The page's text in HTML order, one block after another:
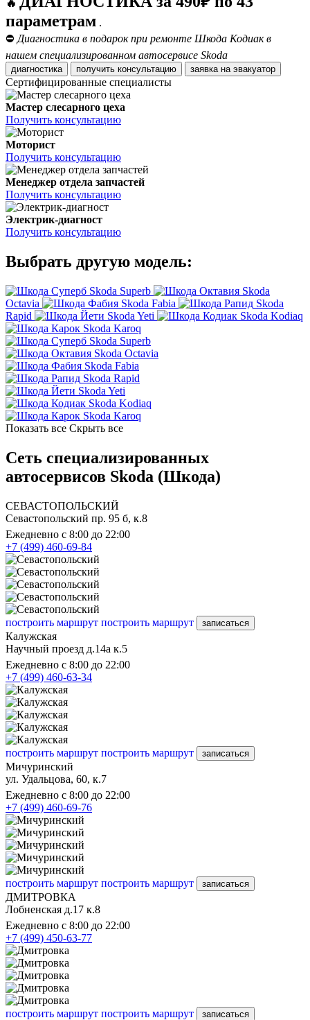
🔥
параметрам .
⛔ Диагностика в подарок при ремонте Шкода Кодиак в
нашем специализированном автосервисе Skoda
диагностика получить консультацию заявка на эвакуатор
Сертифицированные специалисты
Мастер слесарного цеха
Получить консультацию
Моторист
Получить консультацию
Менеджер отдела запчастей
Получить консультацию
Электрик-диагност
Получить консультацию
Выбрать другую модель:
Skoda Superb
Skoda
Octavia
Skoda Fabia
Skoda
Rapid
Skoda Yeti
Skoda Kodiaq
Skoda Karoq
Skoda Superb
Skoda Octavia
Skoda Fabia
Skoda Rapid
Skoda Yeti
Skoda Kodiaq
Skoda Karoq
Показать все Скрыть все
Сеть специализированных
автосервисов Skoda (Шкода)
СЕВАСТОПОЛЬСКИЙ
Севастопольский пр. 95 б, к.8
Ежедневно с 8:00 до 22:00
+7 (499) 460-69-84
построить маршрут построить маршрут записаться
Калужская
Научный проезд д.14а к.5
Ежедневно с 8:00 до 22:00
+7 (499) 460-63-34
построить маршрут построить маршрут записаться
Мичуринский
ул. Удальцова, 60, к.7
Ежедневно с 8:00 до 22:00
+7 (499) 460-69-76
построить маршрут построить маршрут записаться
ДМИТРОВКА
Лобненская д.17 к.8
Ежедневно с 8:00 до 22:00
+7 (499) 450-63-77
построить маршрут построить маршрут записаться